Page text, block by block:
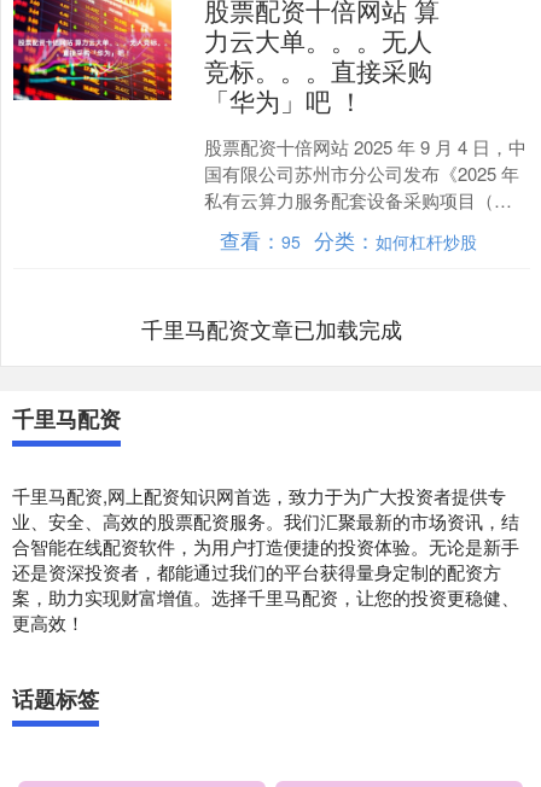
股票配资十倍网站 算
力云大单。。。无人
竞标。。。直接采购
「华为」吧 ！
股票配资十倍网站 2025 年 9 月 4 日，中
国有限公司苏州市分公司发布《2025 年
私有云算力服务配套设备采购项目（第
二次）》招标失败终止公告暨直接采购
需....
查看：95 分类：如何杠杆炒股
千里马配资文章已加载完成
千里马配资
千里马配资,网上配资知识网首选，致力于为广大投资者提供专
业、安全、高效的股票配资服务。我们汇聚最新的市场资讯，结
合智能在线配资软件，为用户打造便捷的投资体验。无论是新手
还是资深投资者，都能通过我们的平台获得量身定制的配资方
案，助力实现财富增值。选择千里马配资，让您的投资更稳健、
更高效！
话题标签